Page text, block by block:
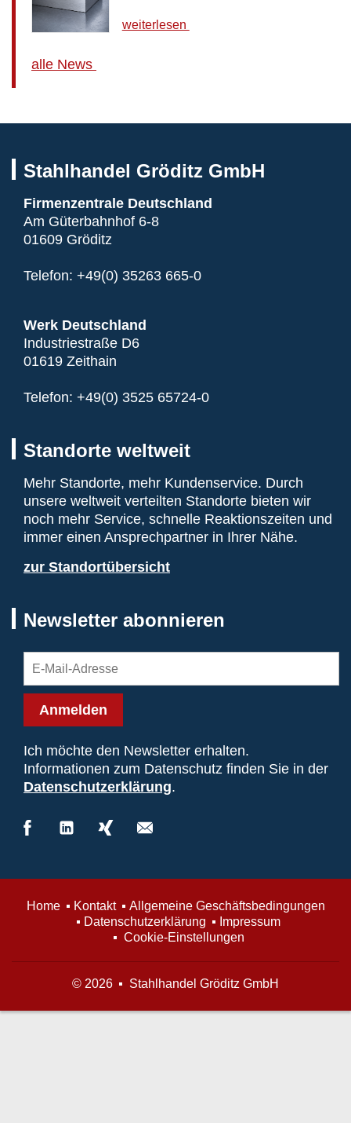
weiterlesen
alle News
Stahlhandel Gröditz GmbH
Firmenzentrale Deutschland
Am Güterbahnhof 6-8
01609 Gröditz
Telefon: +49(0) 35263 665-0
Werk Deutschland
Industriestraße D6
01619 Zeithain
Telefon: +49(0) 3525 65724-0
Standorte weltweit
Mehr Standorte, mehr Kundenservice. Durch
unsere weltweit verteilten Standorte bieten wir
noch mehr Service, schnelle Reaktionszeiten und
immer einen Ansprechpartner in Ihrer Nähe.
zur Standortübersicht
Newsletter abonnieren
Anmelden
Ich möchte den Newsletter erhalten.
Informationen zum Datenschutz finden Sie in der
Datenschutzerklärung.
Home Kontakt
Allgemeine Geschäftsbedingungen
Datenschutzerklärung
Impressum
Cookie-Einstellungen
© 2026 Stahlhandel Gröditz GmbH